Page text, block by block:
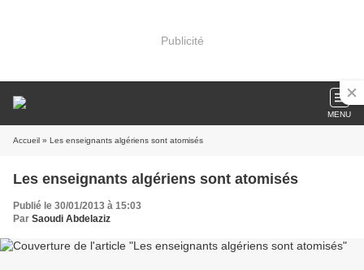
Publicité
MENU
Accueil » Les enseignants algériens sont atomisés
Les enseignants algériens sont atomisés
Publié le 30/01/2013 à 15:03
Par Saoudi Abdelaziz